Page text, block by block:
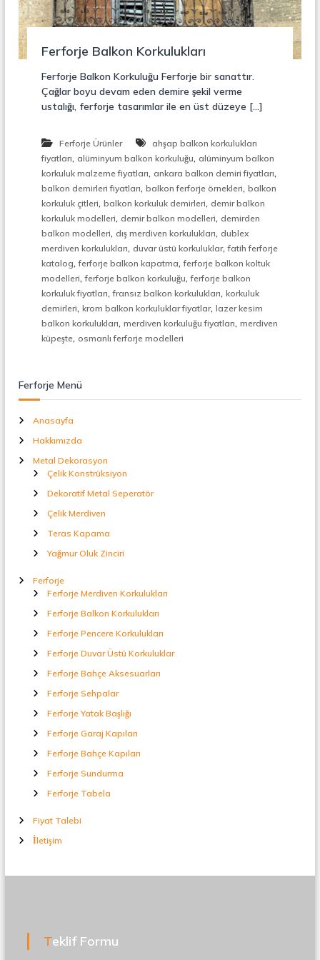
o
n
r
ü
k
i
o
n
,
l
i
k
M
d
i
v
e
n
e
t
a
e
Ferforje Balkon Korkulukları
Ferforje Balkon Korkuluğu Ferforje bir sanattır.
Çağlar boyu devam eden demire şekil verme
ustalığı, ferforje tasarımlar ile en üst düzeye […]
Ferforje Ürünler
ahşap balkon korkulukları
fiyatları, alüminyum balkon korkuluğu, alüminyum balkon
korkuluk malzeme fiyatları, ankara balkon demiri fiyatları,
balkon demirleri fiyatları, balkon ferforje örnekleri, balkon
korkuluk çitleri, balkon korkuluk demirleri, demir balkon
korkuluk modelleri, demir balkon modelleri, demirden
balkon modelleri, dış merdiven korkulukları, dublex
merdiven korkulukları, duvar üstü korkuluklar,fatih ferforje
katalog,ferforje balkon kapatma,ferforje balkon koltuk
modelleri,ferforje balkon korkuluğu,ferforje balkon
korkuluk fiyatları,fransız balkon korkulukları, korkuluk
demirleri, krom balkon korkuluklar fiyatlar, lazer kesim
balkon korkulukları, merdiven korkuluğu fiyatları, merdiven
küpeşte, osmanlı ferforje modelleri
Ferforje Menü
Anasayfa
Hakkımızda
Metal Dekorasyon
Çelik Konstrüksiyon
Dekoratif Metal Seperatör
Çelik Merdiven
Teras Kapama
Yağmur Oluk Zinciri
Ferforje
Ferforje Merdiven Korkulukları
Ferforje Balkon Korkulukları
Ferforje Pencere Korkulukları
Ferforje Duvar Üstü Korkuluklar
Ferforje Bahçe Aksesuarları
Ferforje Sehpalar
Ferforje Yatak Başlığı
Ferforje Garaj Kapıları
Ferforje Bahçe Kapıları
Ferforje Sundurma
Ferforje Tabela
Fiyat Talebi
İletişim
Teklif Formu